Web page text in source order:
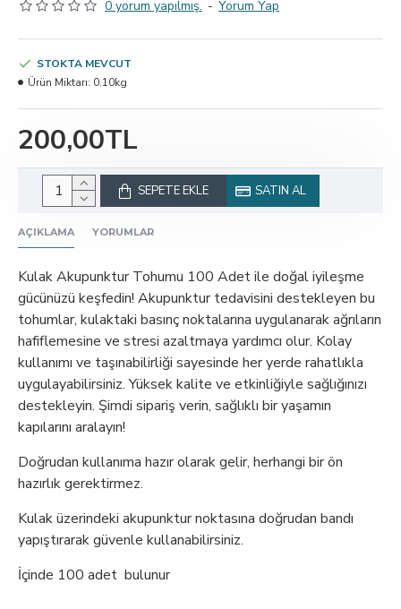
0 yorum yapılmış. - Yorum Yap
200,00TL
STOKTA MEVCUT
Ürün Miktarı: 0.10kg
SEPETE EKLE SATIN AL
AÇIKLAMA YORUMLAR
Kulak Akupunktur Tohumu 100 Adet ile doğal iyileşme
gücünüzü keşfedin! Akupunktur tedavisini destekleyen bu
tohumlar, kulaktaki basınç noktalarına uygulanarak ağrıların
hafiflemesine ve stresi azaltmaya yardımcı olur. Kolay
kullanımı ve taşınabilirliği sayesinde her yerde rahatlıkla
uygulayabilirsiniz. Yüksek kalite ve etkinliğiyle sağlığınızı
destekleyin. Şimdi sipariş verin, sağlıklı bir yaşamın
kapılarını aralayın!
Doğrudan kullanıma hazır olarak gelir, herhangi bir ön
hazırlık gerektirmez.
Kulak üzerindeki akupunktur noktasına doğrudan bandı
yapıştırarak güvenle kullanabilirsiniz.
İçinde 100 adet bulunur